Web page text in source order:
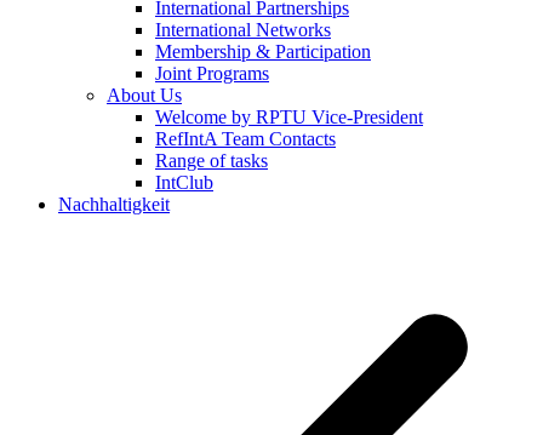
International Partnerships
International Networks
Membership & Participation
Joint Programs
About Us
Welcome by RPTU Vice-President
RefIntA Team Contacts
Range of tasks
IntClub
Nachhaltigkeit